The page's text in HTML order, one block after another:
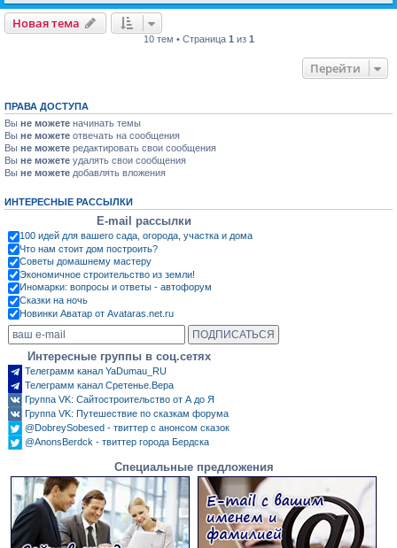
Новая тема
10 тем • Страница 1 из 1
Перейти
ПРАВА ДОСТУПА
Вы не можете начинать темы
Вы не можете отвечать на сообщения
Вы не можете редактировать свои сообщения
Вы не можете удалять свои сообщения
Вы не можете добавлять вложения
ИНТЕРЕСНЫЕ РАССЫЛКИ
E-mail рассылки
100 идей для вашего сада, огорода, участка и дома
Что нам стоит дом построить?
Советы домашнему мастеру
Экономичное строительство из земли!
Иномарки: вопросы и ответы - автофорум
Сказки на ночь
Новинки Аватар от Avataras.net.ru
Интересные группы в соц.сетях
Телеграмм канал YaDumau_RU
Телеграмм канал Сретенье.Вера
Группа VK: Сайтостроительство от А до Я
Группа VK: Путешествие по сказкам форума
@DobreySobesed - твиттер с анонсом сказок
@AnonsBerdck - твиттер города Бердска
Специальные предложения